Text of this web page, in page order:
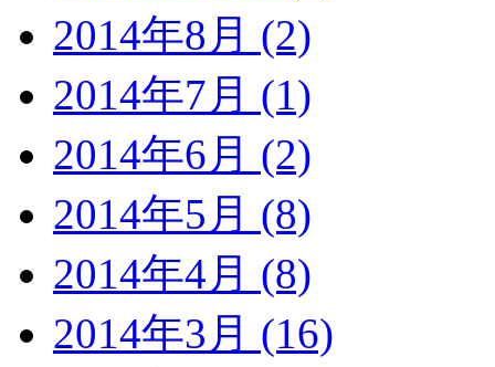
2014年8月 (2)
2014年7月 (1)
2014年6月 (2)
2014年5月 (8)
2014年4月 (8)
2014年3月 (16)